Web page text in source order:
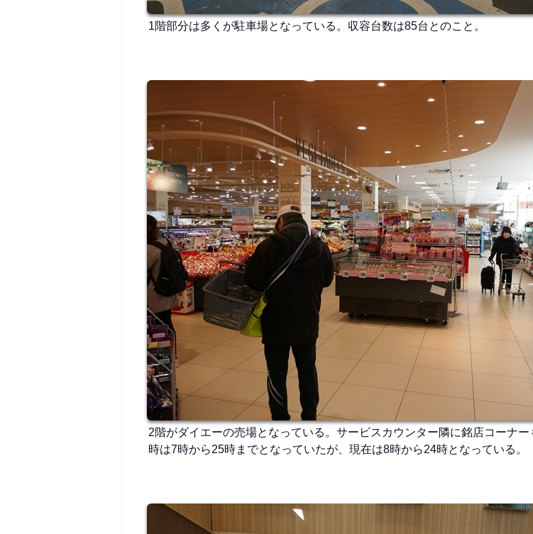
1階部分は多くが駐車場となっている。収容台数は85台とのこと。
2階がダイエーの売場となっている。サービスカウンター隣に銘店コーナ
時は7時から25時までとなっていたが、現在は8時から24時となっている。